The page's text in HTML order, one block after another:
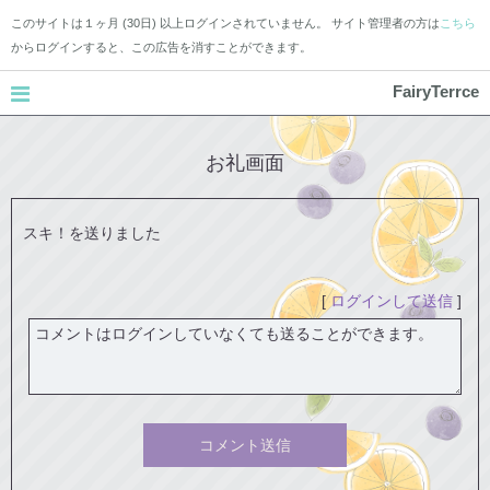
このサイトは１ヶ月 (30日) 以上ログインされていません。 サイト管理者の方は こちら
からログインすると、この広告を消すことができます。
FairyTerrce
お礼画面
スキ！を送りました
[ログインして送信 ]
コメント送信